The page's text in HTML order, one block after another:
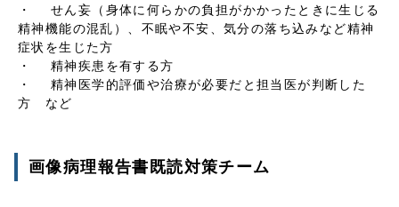
・ せん妄（身体に何らかの負担がかかったときに生じる
精神機能の混乱）、不眠や不安、気分の落ち込みなど精神
症状を生じた方
・ 精神疾患を有する方
・ 精神医学的評価や治療が必要だと担当医が判断した
方 など
画像病理報告書既読対策チーム